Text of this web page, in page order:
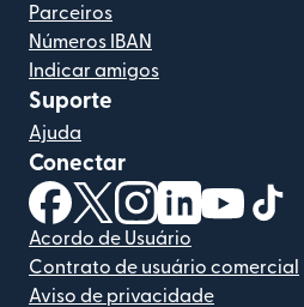
Parceiros
Números IBAN
Indicar amigos
Suporte
Ajuda
Conectar
(abre em uma nova janela)
(abre em uma nova
(abre em uma
(abre em
(abre
Acordo de Usuário
Contrato de usuário comercial
Aviso de privacidade